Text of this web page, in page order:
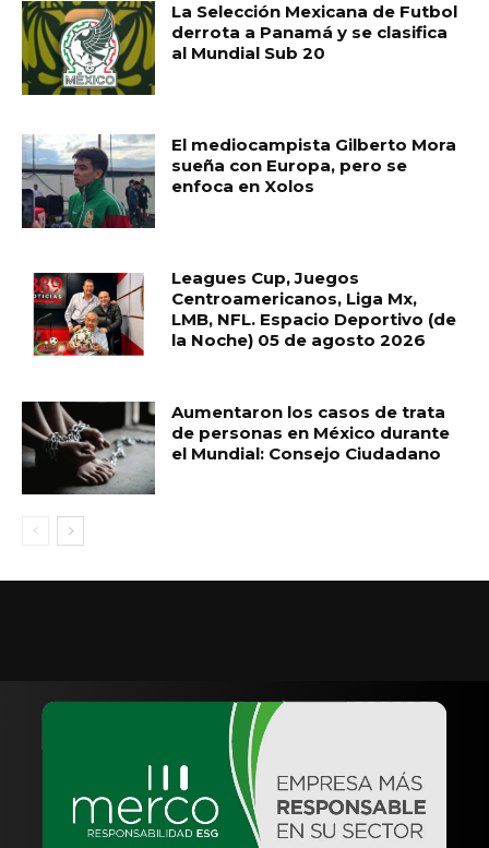
La Selección Mexicana de Futbol
derrota a Panamá y se clasifica
al Mundial Sub 20
El mediocampista Gilberto Mora
sueña con Europa, pero se
enfoca en Xolos
Leagues Cup, Juegos
Centroamericanos, Liga Mx,
LMB, NFL. Espacio Deportivo (de
la Noche) 05 de agosto 2026
Aumentaron los casos de trata
de personas en México durante
el Mundial: Consejo Ciudadano